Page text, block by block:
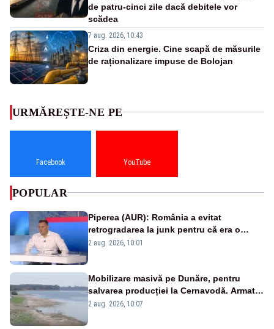
de patru-cinci zile dacă debitele vor
scădea
7 aug. 2026, 10:43
Criza din energie. Cine scapă de măsurile
de raționalizare impuse de Bolojan
URMĂREȘTE-NE PE
Facebook YouTube
POPULAR
Piperea (AUR): România a evitat
retrogradarea la junk pentru că era o
catastrofă pentru bănci și fondurile de
2 aug. 2026, 10:01
Mobilizare masivă pe Dunăre, pentru
salvarea producției la Cernavodă. Armata
va detona o stâncă și va devia apa
2 aug. 2026, 10:07